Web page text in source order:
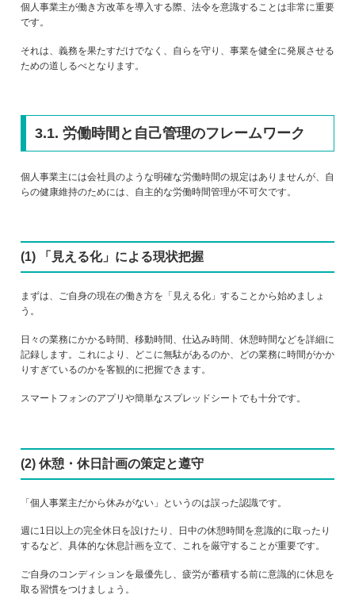
個人事業主が働き方改革を導入する際、法令を意識することは非常に重要
です。
それは、義務を果たすだけでなく、自らを守り、事業を健全に発展させる
ための道しるべとなります。
3.1. 労働時間と自己管理のフレームワーク
個人事業主には会社員のような明確な労働時間の規定はありませんが、自
らの健康維持のためには、自主的な労働時間管理が不可欠です。
(1) 「見える化」による現状把握
まずは、ご自身の現在の働き方を「見える化」することから始めましょ
う。
日々の業務にかかる時間、移動時間、仕込み時間、休憩時間などを詳細に
記録します。これにより、どこに無駄があるのか、どの業務に時間がかか
りすぎているのかを客観的に把握できます。
スマートフォンのアプリや簡単なスプレッドシートでも十分です。
(2) 休憩・休日計画の策定と遵守
「個人事業主だから休みがない」というのは誤った認識です。
週に1日以上の完全休日を設けたり、日中の休憩時間を意識的に取ったり
するなど、具体的な休息計画を立て、これを厳守することが重要です。
ご自身のコンディションを最優先し、疲労が蓄積する前に意識的に休息を
取る習慣をつけましょう。